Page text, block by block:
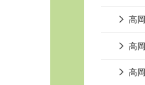
高
高
高